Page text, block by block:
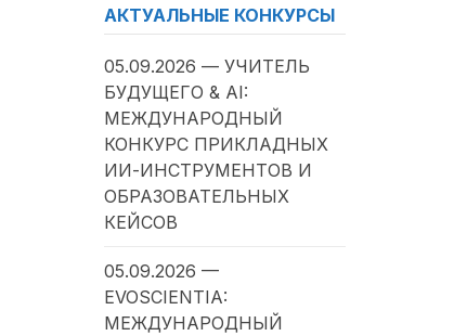
АКТУАЛЬНЫЕ КОНКУРСЫ
05.09.2026 — УЧИТЕЛЬ
БУДУЩЕГО & AI:
МЕЖДУНАРОДНЫЙ
КОНКУРС ПРИКЛАДНЫХ
ИИ-ИНСТРУМЕНТОВ И
ОБРАЗОВАТЕЛЬНЫХ
КЕЙСОВ
05.09.2026 —
EVOSCIENTIA:
МЕЖДУНАРОДНЫЙ